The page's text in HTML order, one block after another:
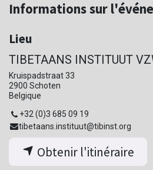
Informations sur
Lieu
TIBETAANS INSTITUUT
Kruispadstraat 33
2900 Schoten
Belgique
+32 (0)3 685 09 19
tibetaans.instituut@tibinst.org
Obtenir l'itinéraire